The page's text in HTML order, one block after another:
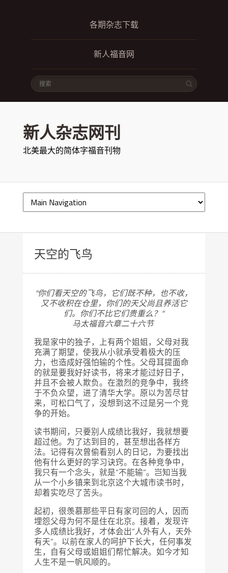
各期杂志下载
新人福音网
新人杂志网刊
北美最大的简体字福音刊物
天空的飞鸟
“你们看天空的飞鸟，它们既不种，也不收，
又不收积在仓里， 你们的天父尚且养活它
们。你们不比它们贵重么？”
马太福音六章二十六节
我是家中的独子，上有两个姐姐，父母对我
充满了期望，使我从小就承受着极大的压
力，也造成好强怕输的个性。父母耳提面命
的就是要我好好读书，将来才能过好日子，
并且不会被人欺负。在激烈的竞争中，我终
于不负众望，进了清华大学。原以为苦尽甘
来，可松口气了，没想到这不过是另一个竞
争的开始。
读书期间，只要别人成绩比我好，我就想要
超过他。为了达到目的，甚至想出各样方
法。记得有次曾偷看别人的日记，为要找出
他有什么更好的学习诀窍。在各种竞争中，
我只有一个念头，就是“不能输”。岂知当我
从一个小乡镇来到北京这个大城市读书时，
却着实吃尽了苦头。
起初，很羡慕那些平日有家可回的人，因而
埋怨父母为何不是住在北京。接着，发现许
多人成绩比我好，才体会出“人外有人，天外
有天”。以前在家人的呵护下长大，任何事发
生，自有父母或姐姐们帮忙解决。如今才知
人生不是一帆风顺的。